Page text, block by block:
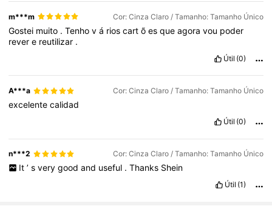
m***m Cor: Cinza Claro / Tamanho: Tamanho Único
Gostei muito .Tenhová rioscartõesqueagoravou poder
revere reutilizar .
Útil (0)
A***a Cor: Cinza Claro / Tamanho: Tamanho Único
excelentecalidad
Útil (0)
n***2 Cor: Cinza Claro / Tamanho: Tamanho Único
It ’ s very good and useful . Thanks Shein
Útil (1)